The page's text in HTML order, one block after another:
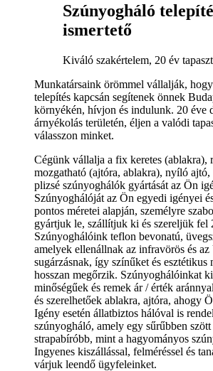
Szúnyogháló
ismertető
Kiváló szakértelem, 20 év
Munkatársaink örömmel vállalják,
telepítés kapcsán segítenek önnek
környékén, hívjon és indulunk. 20 éve
árnyékolás területén, éljen a valódi
válasszon minket.
Cégünk vállalja a fix keretes (ablakra),
mozgatható (ajtóra, ablakra), nyíló
plizsé szúnyoghálók gyártását az Ön
Szúnyoghálóját az Ön egyedi igényei
pontos méretei alapján, személyre
gyártjuk le, szállítjuk ki és szereljük fel
Szúnyoghálóink teflon bevonatú,
amelyek ellenállnak az infravörös és
sugárzásnak, így színűket és esztétikus
hosszan megőrzik. Szúnyoghálóinkat
minőségűek és remek ár / érték
és szerelhetőek ablakra, ajtóra, ahogy
Igény esetén állatbiztos hálóval is
szúnyogháló, amely egy sűrűbben
strapabíróbb, mint a hagyományos
Ingyenes kiszállással, felméréssel és
várjuk leendő ügyfeleinket.